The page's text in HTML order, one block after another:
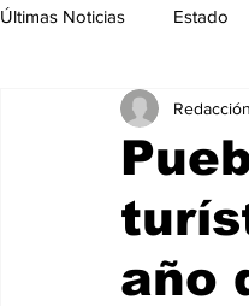
Últimas Noticias Estado
Educación Ciudad
año